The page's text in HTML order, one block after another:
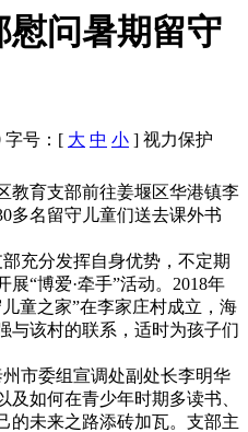
慰问暑期留守
字号：[ 大 中 小 ] 视力保护
育支部前往姜堰区华港镇李
多名留守儿童们送去课外书
充分发挥自身优势，不定期
“博爱·牵手”活动。2018年
童之家”在李家庄村成立，海
与该村的联系，适时为孩子们
市委组宣调处副处长李明华
如何在青少年时期多读书、
的未来之路添砖加瓦。支部主